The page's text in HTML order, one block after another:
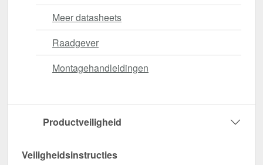
Meer datasheets
Raadgever
Montagehandleidingen
Productveiligheid
Veiligheidsinstructies